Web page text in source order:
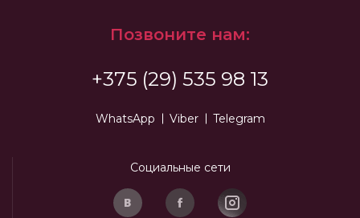
Позвоните нам:
+375 (29) 535 98 13
WhatsApp Viber Telegram
Социальные сети